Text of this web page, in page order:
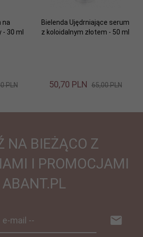
na
30 ml
PLN
Bielenda Ujędrniające serum
z koloidalnym złotem - 50 ml
50,70 PLN 65,00 PLN
NA BIEŻĄCO Z
I PROMOCJAMI
ABANT.PL
mail --